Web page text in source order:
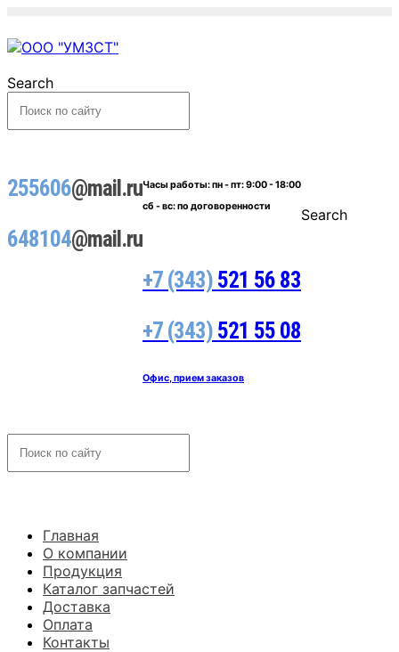
Search
255606@mail.ru
648104@mail.ru
Часы работы:пн - пт: 9:00 - 18:00
сб - вс: по договоренности
+7 (343) 521 56 83
+7 (343) 521 55 08
Офис, прием заказов
Search
Главная
О компании
Продукция
Каталог запчастей
Доставка
Оплата
Контакты